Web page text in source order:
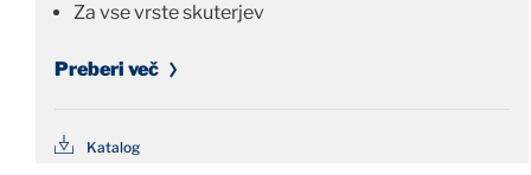
Za vse vrste skuterjev
Preberi več
Katalog